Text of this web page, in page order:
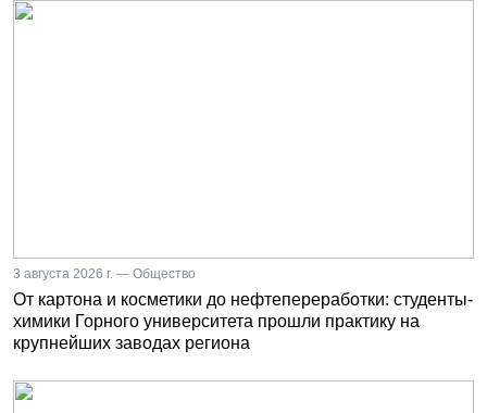
3 августа 2026 г. — Общество
От картона и косметики до нефтепереработки: студенты-
химики Горного университета прошли практику на
крупнейших заводах региона